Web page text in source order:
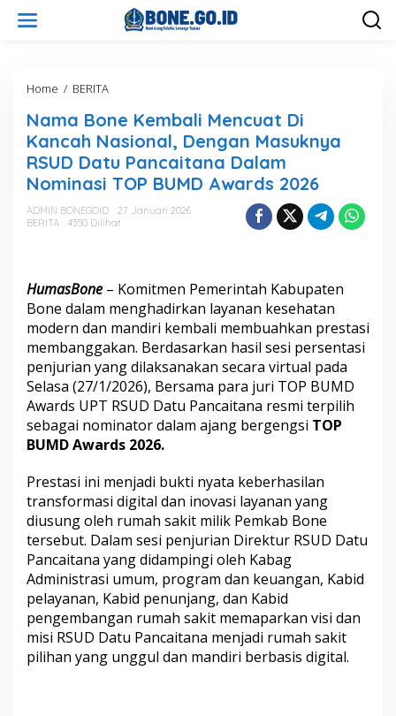
Home / BERITA
m
a
B
o
n
e
l
i
M
e
c
u
a
t
D
i
a
n
c
a
h
N
a
s
i
o
n
a
Nama Bone Kembali Mencuat Di
Kancah Nasional, Dengan Masuknya
RSUD Datu Pancaitana Dalam
Nominasi TOP BUMD Awards 2026
ADMIN BONEGOID
27 Januari 2026
BERITA
4350 Dilihat
HumasBone – Komitmen Pemerintah Kabupaten
Bone dalam menghadirkan layanan kesehatan
modern dan mandiri kembali membuahkan prestasi
membanggakan. Berdasarkan hasil sesi persentasi
penjurian yang dilaksanakan secara virtual pada
Selasa (27/1/2026), Bersama para juri TOP BUMD
Awards UPT RSUD Datu Pancaitana resmi terpilih
sebagai nominator dalam ajang bergengsi TOP
BUMD Awards 2026.
​Prestasi ini menjadi bukti nyata keberhasilan
transformasi digital dan inovasi layanan yang
diusung oleh rumah sakit milik Pemkab Bone
tersebut. Dalam sesi penjurian Direktur RSUD Datu
Pancaitana yang didampingi oleh Kabag
Administrasi umum, program dan keuangan, Kabid
pelayanan, Kabid penunjang, dan Kabid
pengembangan rumah sakit memaparkan visi dan
misi RSUD Datu Pancaitana menjadi rumah sakit
pilihan yang unggul dan mandiri berbasis digital.